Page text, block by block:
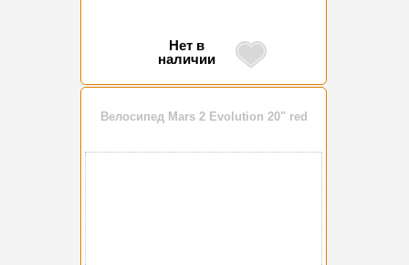
Нет в
наличии
Велосипед Mars 2 Evolution 20" red